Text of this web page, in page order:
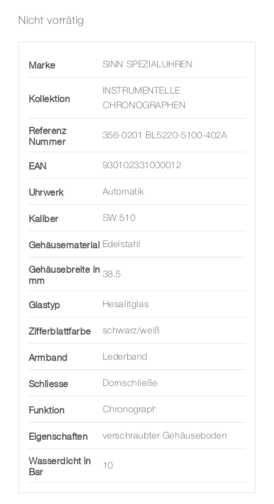
Nicht vorrätig
Marke SINN SPEZIALUHREN
Kollektion
INSTRUMENTELLE
CHRONOGRAPHEN
Referenz
Nummer
356-0201 BL5220-5100-402A
EAN 930102331000012
Uhrwerk Automatik
Kaliber SW 510
Gehäusematerial Edelstahl
Gehäusebreite in
mm
38.5
Glastyp Hesalitglas
Zifferblattfarbe schwarz/weiß
Armband Lederband
Schliesse Dornschließe
Funktion Chronograph
Eigenschaften verschraubter Gehäuseboden
Wasserdicht in
Bar
10